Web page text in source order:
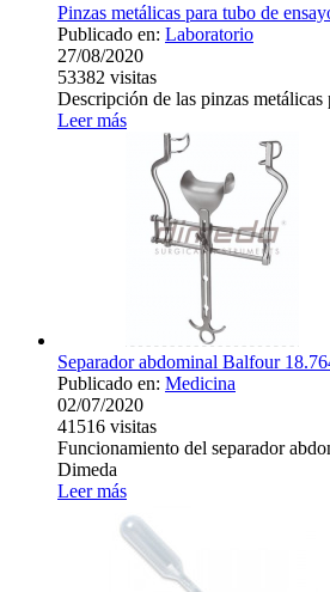
Pinzas metálicas para tubo de
Publicado en: Laboratorio
27/08/2020
53382 visitas
Descripción de las pinzas metálicas
Leer más
Separador abdominal Balfour
Publicado en: Medicina
02/07/2020
41516 visitas
Funcionamiento del separador
Dimeda
Leer más